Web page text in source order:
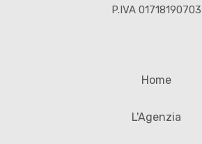
P.IVA 01718190703
Home
L'Agenzia